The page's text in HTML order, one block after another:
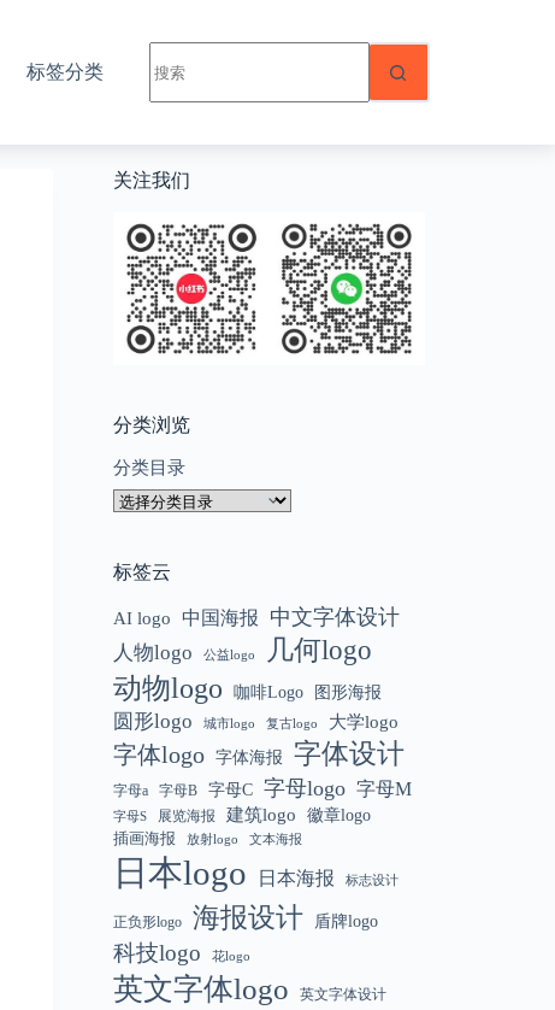
标签分类
结
果
关注我们
分类浏览
分类目录
标签云
AI logo 中国海报 中文字体设计
人物logo 公益logo
几何logo
动物logo
咖啡Logo 图形海报
圆形logo 城市logo 复古logo 大学logo
字体logo 字体海报 字体设计
字母a 字母B 字母C 字母logo 字母M
字母S 展览海报 建筑logo 徽章logo
插画海报 放射logo 文本海报
日本logo 日本海报 标志设计
正负形logo 海报设计 盾牌logo
科技logo 花logo
英文字体logo
英文字体设计